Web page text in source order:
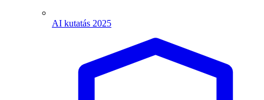
AI kutatás 2025